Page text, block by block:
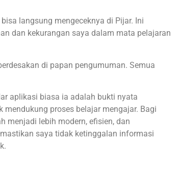
langsung mengeceknya di Pijar. Ini
dan kekurangan saya dalam mata pelajaran
di papan pengumuman. Semua
aplikasi biasa ia adalah bukti nyata
proses belajar mengajar. Bagi
menjadi lebih modern, efisien, dan
saya tidak ketinggalan informasi